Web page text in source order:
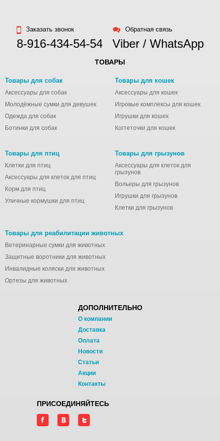
Заказать звонок
8-916-434-54-54
Обратная связь
Viber / WhatsApp
ТОВАРЫ
Товары для собак
Аксессуары для собак
Молодёжные сумки для девушек
Одежда для собак
Ботинки для собак
Товары для кошек
Аксессуары для кошек
Игровые комплексы для кошек
Игрушки для кошек
Когтеточки для кошек
Товары для птиц
Клетки для птиц
Аксессуары для клеток для птиц
Корм для птиц
Уличные кормушки для птиц
Товары для грызунов
Аксессуары для клеток для
грызунов
Вольеры для грызунов
Игрушки для грызунов
Клетки для грызунов
Товары для реабилитации животных
Ветеринарные сумки для животных
Защитные воротники для животных
Инвалидные коляски для животных
Ортезы для животных
ДОПОЛНИТЕЛЬНО
О компании
Доставка
Оплата
Новости
Статьи
Акции
Контакты
ПРИСОЕДИНЯЙТЕСЬ